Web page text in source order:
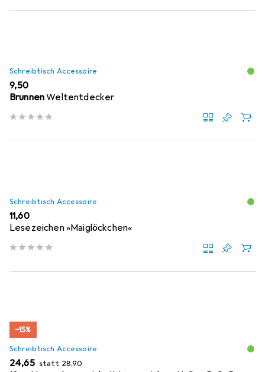
Schreibtisch Accessoire
EUR
9,50
BrunnenWeltentdecker
Schreibtisch Accessoire
EUR
11,60
Lesezeichen »Maiglöckchen«
−15%
Schreibtisch Accessoire
EUR
24,65 statt EUR
28,90